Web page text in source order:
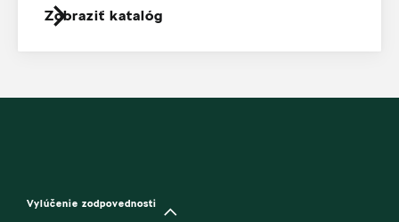
Zobraziť katalóg
Vylúčenie zodpovednosti